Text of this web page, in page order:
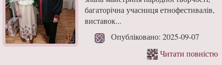
багаторічна учасниця етнофестивалів,
виставок...
Опубліковано: 2025-09-07
Читати повністю